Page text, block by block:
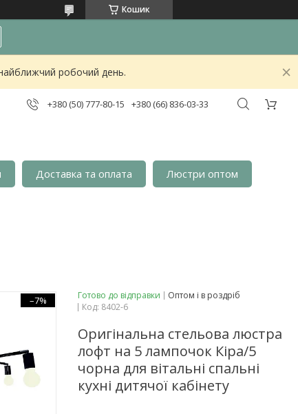
Кошик
найближчий робочий день.
+380 (50) 777-80-15 +380 (66) 836-03-33
Доставка та оплата
Люстри оптом
–7% Готово до відправки
Оптом і в роздріб
Код: 8402-6
Оригінальна стельова люстра
лофт на 5 лампочок Кіра/5
чорна для вітальні спальні
кухні дитячої кабінету